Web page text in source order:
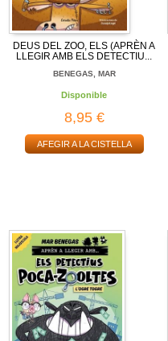
DEUS DEL ZOO, ELS (APRÈN A
LLEGIR AMB ELS DETECTIU...
BENEGAS, MAR
Disponible
8,95 €
AFEGIR A LA CISTELLA